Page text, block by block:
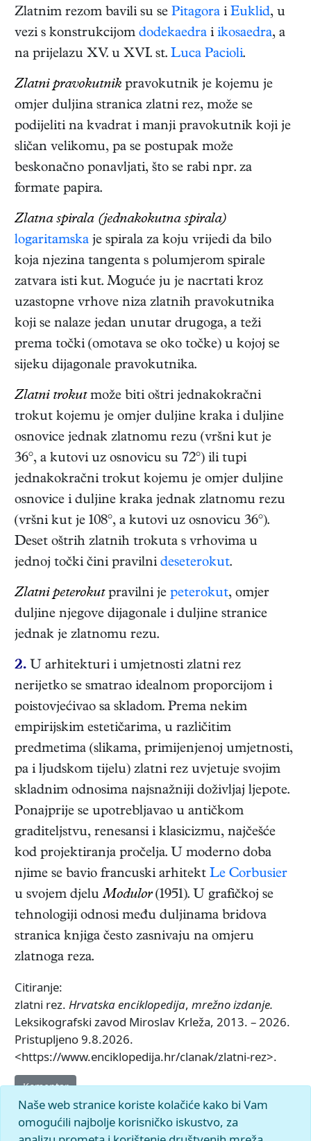
Zlatnim rezom bavili su se Pitagora i Euklid, u
vezi s konstrukcijom dodekaedra i ikosaedra, a
na prijelazu XV. u XVI. st. Luca Pacioli.
Zlatni pravokutnik pravokutnik je kojemu je
omjer duljina stranica zlatni rez, može se
podijeliti na kvadrat i manji pravokutnik koji je
sličan velikomu, pa se postupak može
beskonačno ponavljati, što se rabi npr. za
formate papira.
Zlatna spirala (jednakokutna spirala)
logaritamska je spirala za koju vrijedi da bilo
koja njezina tangenta s polumjerom spirale
zatvara isti kut. Moguće ju je nacrtati kroz
uzastopne vrhove niza zlatnih pravokutnika
koji se nalaze jedan unutar drugoga, a teži
prema točki (omotava se oko točke) u kojoj se
sijeku dijagonale pravokutnika.
Zlatni trokutmože biti oštri jednakokračni
trokut kojemu je omjer duljine kraka i duljine
osnovice jednak zlatnomu rezu (vršni kut je
36°, a kutovi uz osnovicu su 72°) ili tupi
jednakokračni trokut kojemu je omjer duljine
osnovice i duljine kraka jednak zlatnomu rezu
(vršni kut je 108°, a kutovi uz osnovicu 36°).
Deset oštrih zlatnih trokuta s vrhovima u
jednoj točki čini pravilni deseterokut.
Zlatni peterokutpravilni je peterokut, omjer
duljine njegove dijagonale i duljine stranice
jednak je zlatnomu rezu.
2. U arhitekturi i umjetnosti zlatni rez
nerijetko se smatrao idealnom proporcijom i
poistovjećivao sa skladom. Prema nekim
empirijskim estetičarima, u različitim
predmetima (slikama, primijenjenoj umjetnosti,
pa i ljudskom tijelu) zlatni rez uvjetuje svojim
skladnim odnosima najsnažniji doživljaj ljepote.
Ponajprije se upotrebljavao u antičkom
graditeljstvu, renesansi i klasicizmu, najčešće
kod projektiranja pročelja. U moderno doba
njime se bavio francuski arhitekt Le Corbusier
u svojem djeluModulor(1951). U grafičkoj se
tehnologiji odnosi među duljinama bridova
stranica knjiga često zasnivaju na omjeru
zlatnoga reza.
Citiranje:
zlatni rez. Hrvatska enciklopedija, mrežno izdanje.
Leksikografski zavod Miroslav Krleža, 2013. – 2026.
Pristupljeno 9.8.2026.
<https://www.enciklopedija.hr/clanak/zlatni-rez>.
Komentar
Naše web stranice koriste kolačiće kako bi Vam
omogućili najbolje korisničko iskustvo, za